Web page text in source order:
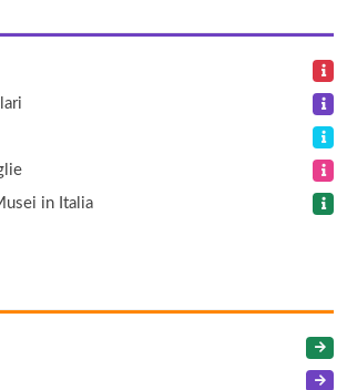
Moderna - Collezione Wolfson
in Italia